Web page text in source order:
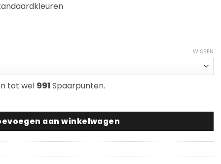
WISSEN
tot wel 991Spaarpunten.
aantal
aan winkelwagen